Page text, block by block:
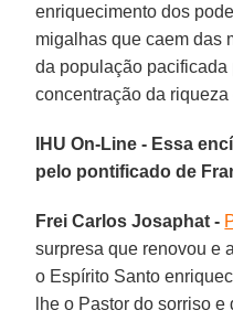
enriquecimento dos
migalhas que caem das
da população
concentração da riqueza
IHU On-Line - Essa
pelo pontificado de
Frei Carlos Josaphat -
surpresa que renovou e
o Espírito Santo
lhe o Pastor do sorriso